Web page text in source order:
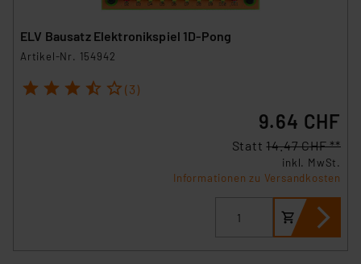
ELV Bausatz Elektronikspiel 1D-Pong
Artikel-Nr. 154942
1 2 3 4 5 (3)
9.64 CHF
Statt14.47 CHF **
inkl. MwSt.
Informationen zu Versandkosten